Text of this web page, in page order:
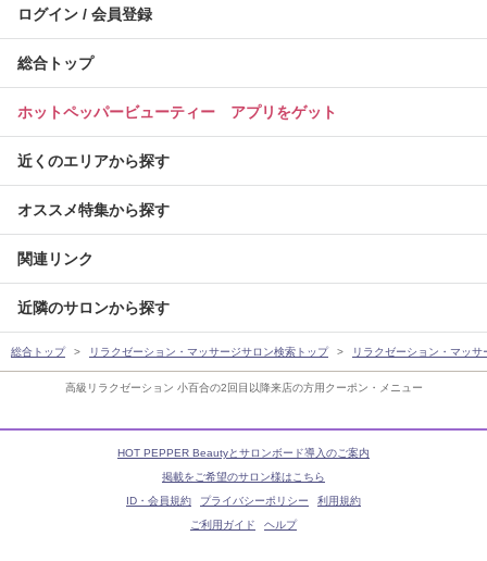
高級リラクゼーション 小百合の2回目以降来店の方用クーポン・メニュー
ログイン / 会員登録
総合トップ
ホットペッパービューティー アプリをゲット
近くのエリアから探す
オススメ特集から探す
関連リンク
近隣のサロンから探す
総合トップ リラクゼーション・マッサージサロン検索トップ リラクゼーション・マッ
HOT PEPPER Beautyとサロンボード導入のご案内
掲載をご希望のサロン様はこちら
ID・会員規約
プライバシーポリシー
利用規約
ご利用ガイド
ヘルプ